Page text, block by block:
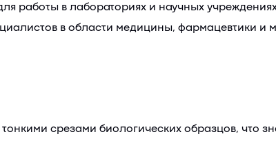
работы в лабораториях и научных
в области медицины, фармацевтики и
срезами биологических образцов, что